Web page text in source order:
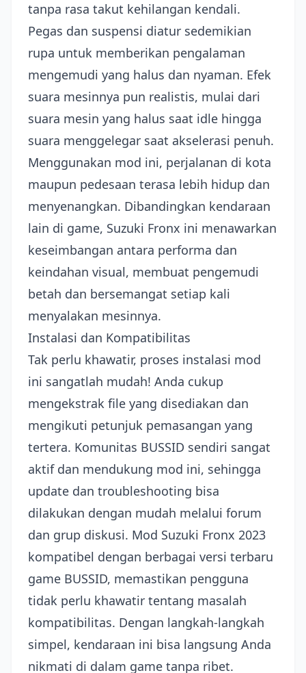
tanpa rasa takut kehilangan kendali.
Pegas dan suspensi diatur sedemikian
rupa untuk memberikan pengalaman
mengemudi yang halus dan nyaman. Efek
suara mesinnya pun realistis, mulai dari
suara mesin yang halus saat idle hingga
suara menggelegar saat akselerasi penuh.
Menggunakan mod ini, perjalanan di kota
maupun pedesaan terasa lebih hidup dan
menyenangkan. Dibandingkan kendaraan
lain di game, Suzuki Fronx ini menawarkan
keseimbangan antara performa dan
keindahan visual, membuat pengemudi
betah dan bersemangat setiap kali
menyalakan mesinnya.
Instalasi dan Kompatibilitas
Tak perlu khawatir, proses instalasi mod
ini sangatlah mudah! Anda cukup
mengekstrak file yang disediakan dan
mengikuti petunjuk pemasangan yang
tertera. Komunitas BUSSID sendiri sangat
aktif dan mendukung mod ini, sehingga
update dan troubleshooting bisa
dilakukan dengan mudah melalui forum
dan grup diskusi. Mod Suzuki Fronx 2023
kompatibel dengan berbagai versi terbaru
game BUSSID, memastikan pengguna
tidak perlu khawatir tentang masalah
kompatibilitas. Dengan langkah-langkah
simpel, kendaraan ini bisa langsung Anda
nikmati di dalam game tanpa ribet.